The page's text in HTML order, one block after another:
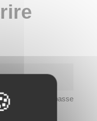
mot de passe